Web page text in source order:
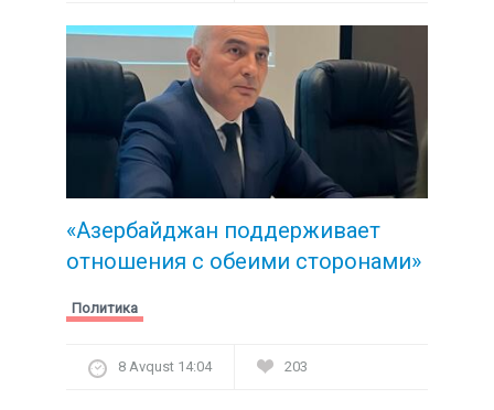
«Азербайджан поддерживает
отношения с обеими сторонами»
Политика
8 Avqust 14:04 203